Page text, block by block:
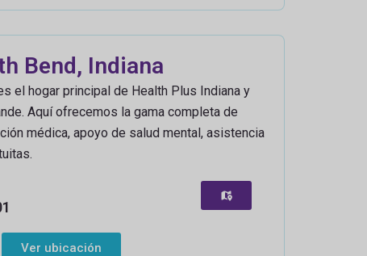
Bend, Indiana
el hogar principal de Health Plus Indiana y
Aquí ofrecemos la gama completa de
médica, apoyo de salud mental, asistencia
Ver ubicación